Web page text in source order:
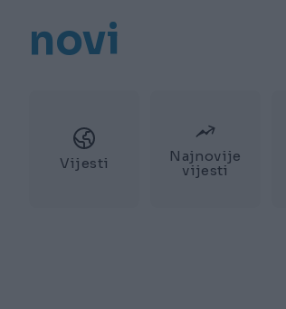
novi
Vijesti
Najnovije
vijesti